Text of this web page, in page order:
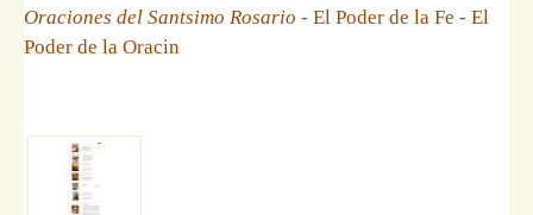
Oraciones del Santsimo Rosario - El Poder de la Fe - El
Poder de la Oracin